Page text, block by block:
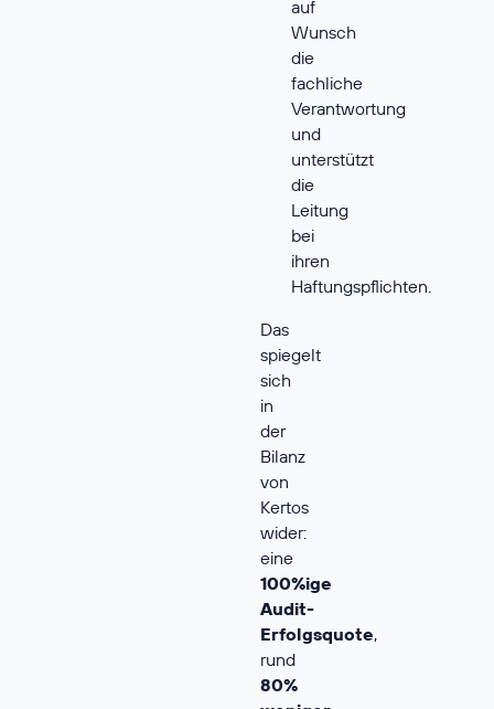
auf
Wunsch
die
fachliche
Verantwortung
und
unterstützt
die
Leitung
bei
ihren
Haftungspflichten.
Das
spiegelt
sich
in
der
Bilanz
von
Kertos
wider:
eine
100%ige
Audit-
Erfolgsquote,
rund
80%